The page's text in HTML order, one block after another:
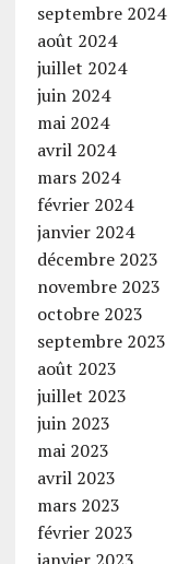
septembre 2024
août 2024
juillet 2024
juin 2024
mai 2024
avril 2024
mars 2024
février 2024
janvier 2024
décembre 2023
novembre 2023
octobre 2023
septembre 2023
août 2023
juillet 2023
juin 2023
mai 2023
avril 2023
mars 2023
février 2023